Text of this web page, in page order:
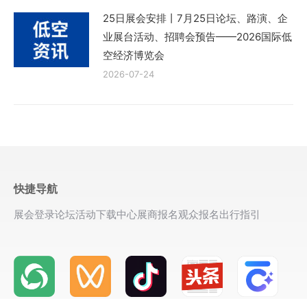
25日展会安排丨7月25日论坛、路演、企
业展台活动、招聘会预告——2026国际低
空经济博览会
2026-07-24
快捷导航
展会登录论坛活动下载中心展商报名观众报名出行指引